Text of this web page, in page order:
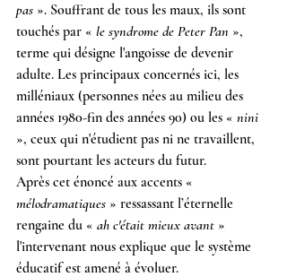
pas ». Souffrant de tous les maux, ils sont
touchés par « le syndrome de Peter Pan »,
terme qui désigne l'angoisse de devenir
adulte. Les principaux concernés ici, les
milléniaux (personnes nées au milieu des
années 1980-fin des années 90) ou les « nini
», ceux qui n'étudient pas ni ne travaillent,
sont pourtant les acteurs du futur.
Après cet énoncé aux accents «
mélodramatiques » ressassant l’éternelle
rengaine du « ah c'était mieux avant »
l'intervenant nous explique que le système
éducatif est amené à évoluer.